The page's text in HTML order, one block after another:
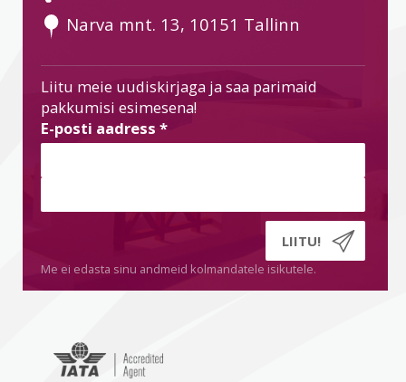
Narva mnt. 13, 10151 Tallinn
Liitu meie uudiskirjaga ja saa parimaid
pakkumisi esimesena!
E-posti aadress *
Me ei edasta sinu andmeid kolmandatele isikutele.